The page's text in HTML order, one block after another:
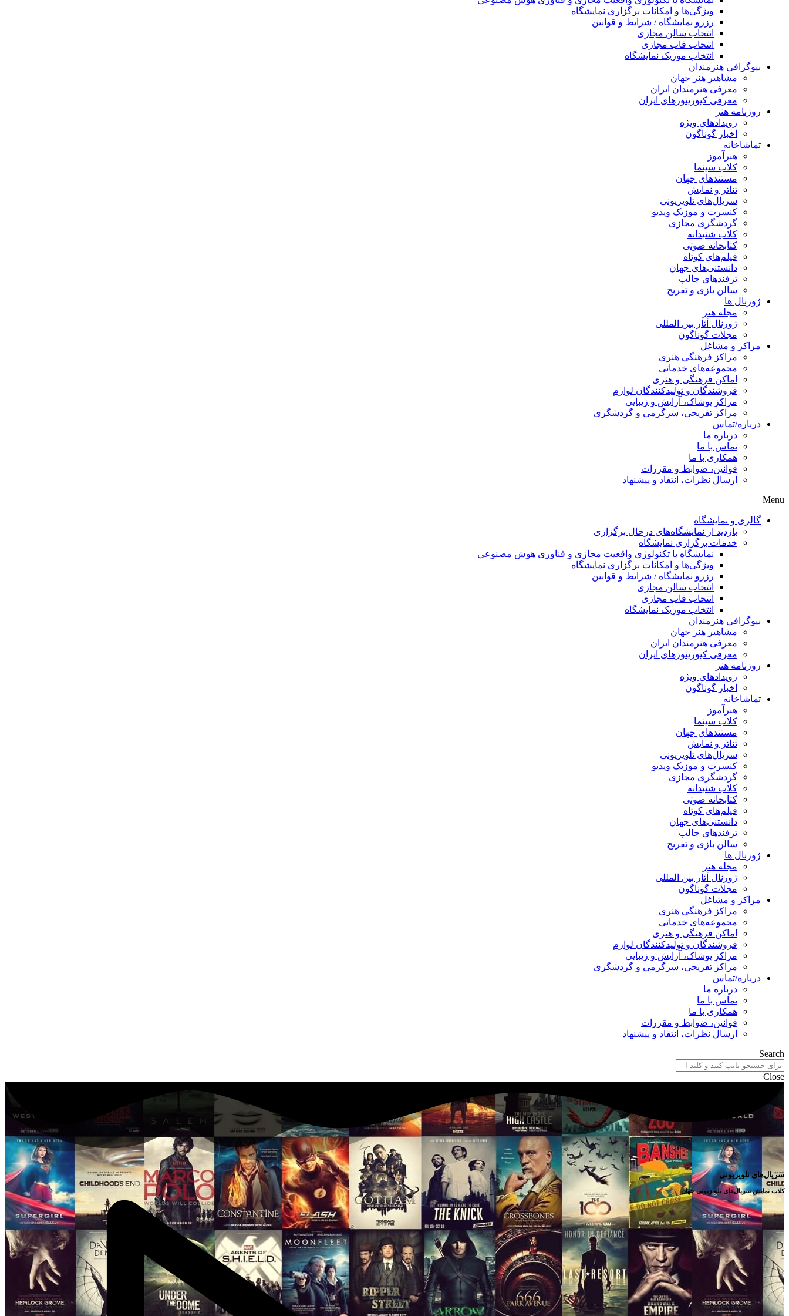
ویژگی‌ها و امکانات برگزاری نمایشگاه
رزرو نمایشگاه / شرایط و قوانین
انتخاب سالن مجازی
انتخاب قاب مجازی
انتخاب موزیک نمایشگاه
بیوگرافی هنرمندان
مشاهیر هنر جهان
معرفی هنرمندان ایران
معرفی کیوریتورهای ایران
روزنامه هنر
رویدادهای ویژه
اخبار گوناگون
تماشاخانه
هنرآموز
کلاب سینما
مستندهای جهان
تئاتر و نمایش
سریال‌های تلویزیونی
کنسرت و موزیک ویدیو
گردشگری مجازی
کلاب شنیدانه
کتابخانه صوتی
فیلم‌های کوتاه
دانستنی‌های جهان
ترفندهای جالب
سالن بازی و تفریح
ژورنال ها
مجله هنر
ژورنال آثار بین المللی
مجلات گوناگون
مراکز و مشاغل
مراکز فرهنگی هنری
مجموعه‌های خدماتی
اماکن فرهنگی و هنری
فروشندگان و تولیدکنندگان لوازم
مراکز پوشاک، آرایش و زیبایی
مراکز تفریحی، سرگرمی و گردشگری
درباره/تماس
درباره ما
تماس با ما
همکاری با ما
قوانین، ضوابط و مقررات
ارسال نظرات، انتقاد و پیشنهاد
Menu
گالری و نمایشگاه
بازدید از نمایشگاه‌های درحال برگزاری
خدمات برگزاری نمایشگاه
نمایشگاه با تکنولوژی واقعیت مجازی و فناوری هوش مصنوعی
ویژگی‌ها و امکانات برگزاری نمایشگاه
رزرو نمایشگاه / شرایط و قوانین
انتخاب سالن مجازی
انتخاب قاب مجازی
انتخاب موزیک نمایشگاه
بیوگرافی هنرمندان
مشاهیر هنر جهان
معرفی هنرمندان ایران
معرفی کیوریتورهای ایران
روزنامه هنر
رویدادهای ویژه
اخبار گوناگون
تماشاخانه
هنرآموز
کلاب سینما
مستندهای جهان
تئاتر و نمایش
سریال‌های تلویزیونی
کنسرت و موزیک ویدیو
گردشگری مجازی
کلاب شنیدانه
کتابخانه صوتی
فیلم‌های کوتاه
دانستنی‌های جهان
ترفندهای جالب
سالن بازی و تفریح
ژورنال ها
مجله هنر
ژورنال آثار بین المللی
مجلات گوناگون
مراکز و مشاغل
مراکز فرهنگی هنری
مجموعه‌های خدماتی
اماکن فرهنگی و هنری
فروشندگان و تولیدکنندگان لوازم
مراکز پوشاک، آرایش و زیبایی
مراکز تفریحی، سرگرمی و گردشگری
درباره/تماس
درباره ما
تماس با ما
همکاری با ما
قوانین، ضوابط و مقررات
ارسال نظرات، انتقاد و پیشنهاد
Search
Close
سریال‌های تلویزیونی
کلاب نمایش سریال‌های تلویزیونی جهان